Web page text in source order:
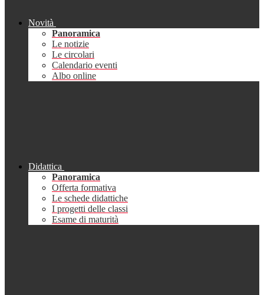
Novità
Panoramica
Le notizie
Le circolari
Calendario eventi
Albo online
Didattica
Panoramica
Offerta formativa
Le schede didattiche
I progetti delle classi
Esame di maturità